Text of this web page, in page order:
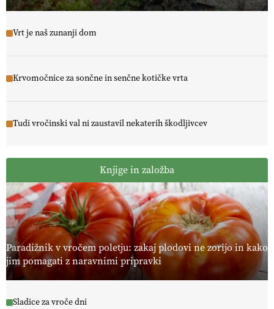
Vrt je naš zunanji dom
Krvomočnice za sončne in senčne kotičke vrta
Tudi vročinski val ni zaustavil nekaterih škodljivcev
Knjige in založba
Paradižnik v vročem poletju: zakaj plodovi ne zorijo in kako
jim pomagati z naravnimi pripravki
Sladice za vroče dni